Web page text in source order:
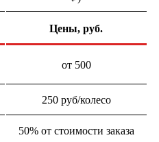
Цены, руб.
от 500
250 руб/колесо
50% от стоимости заказа